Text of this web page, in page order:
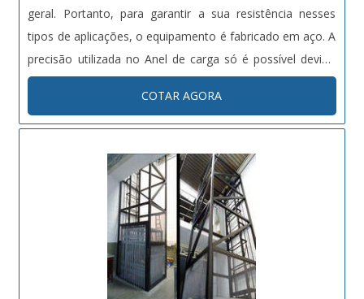
geral. Portanto, para garantir a sua resistência nesses
tipos de aplicações, o equipamento é fabricado em aço. A
precisão utilizada no Anel de carga só é possível devido
aos materiais de alta qualidade que são utilizados. Além
disso, o produto dispõe de alta flexibilidade podendo ser....
COTAR AGORA